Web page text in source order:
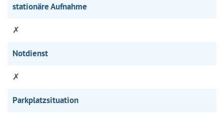
stationäre Aufnahme
✗
Notdienst
✗
Parkplatzsituation